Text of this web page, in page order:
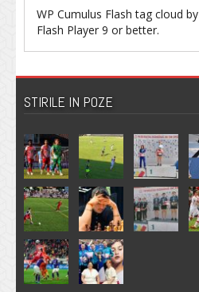
WP Cumulus Flash tag cloud by
Flash Player 9 or better.
STIRILE IN POZE